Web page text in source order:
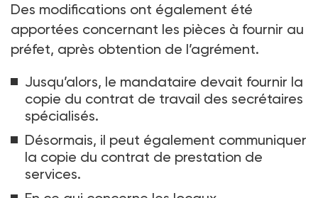
Des modifications ont également été
apportées concernant les pièces à fournir au
préfet, après obtention de l’agrément.
Jusqu’alors, le mandataire devait fournir la
copie du contrat de travail des secrétaires
spécialisés.
Désormais, il peut également communiquer
la copie du contrat de prestation de
services.